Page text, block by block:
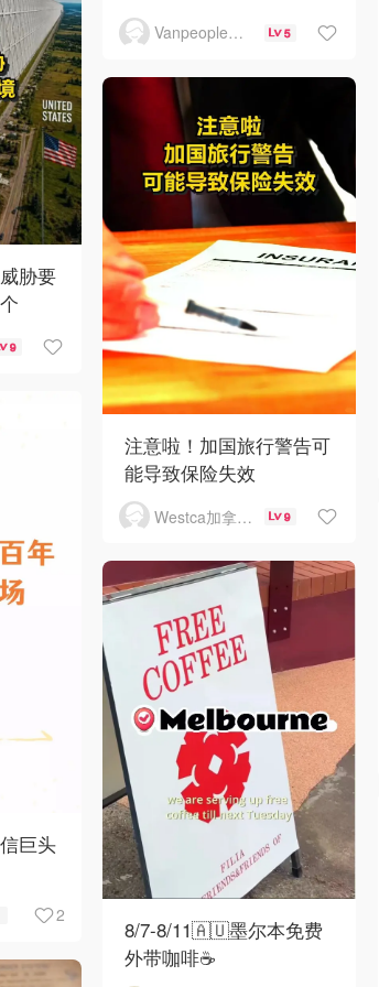
Vanpeople人在温哥华 5
胁要
9
注意啦！加国旅行警告可
能导致保险失效
Westca加拿大生活 9
巨头
2
8/7-8/11🇦🇺墨尔本免费
外带咖啡☕